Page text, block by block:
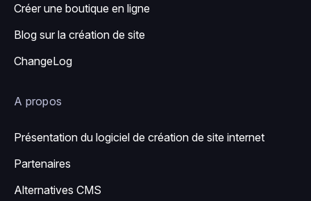
Créer une boutique en ligne
Blog sur la création de site
ChangeLog
A propos
Présentation du logiciel de création de site internet
Partenaires
Alternatives CMS